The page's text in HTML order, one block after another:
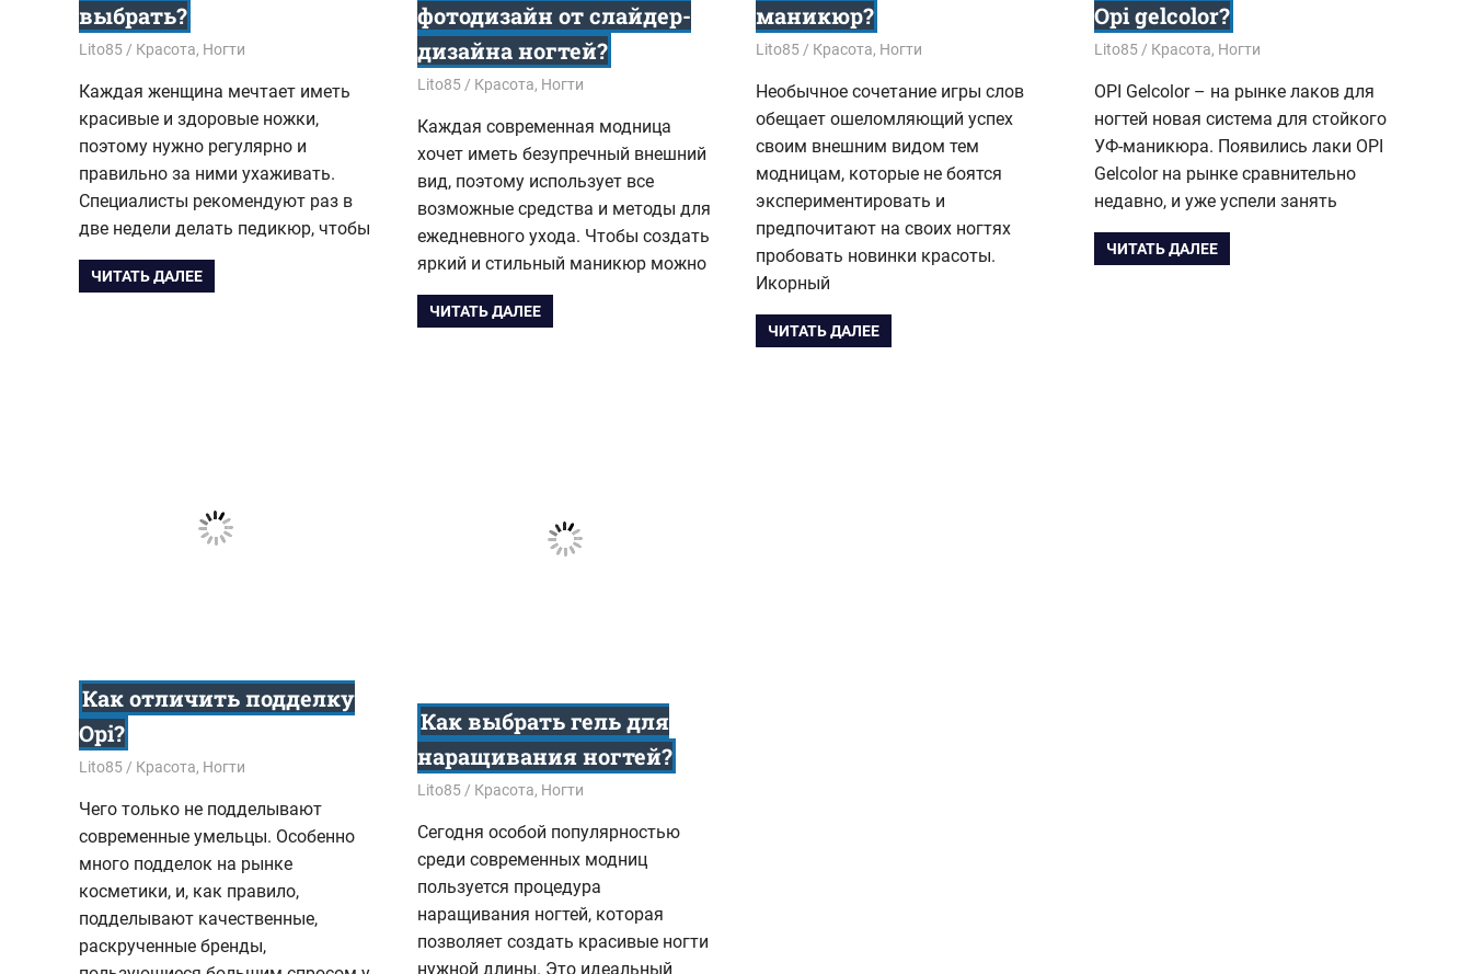
выбрать?
09.06.2016
Lito85 Красота, Ногти
Каждая женщина мечтает иметь
красивые и здоровые ножки,
поэтому нужно регулярно и
правильно за ними ухаживать.
Специалисты рекомендуют раз в
две недели делать педикюр, чтобы
ЧИТАТЬ ДАЛЕЕ
фотодизайн от слайдер-
дизайна ногтей?
03.05.2016
Lito85 Красота, Ногти
Каждая современная модница
хочет иметь безупречный внешний
вид, поэтому использует все
возможные средства и методы для
ежедневного ухода. Чтобы создать
яркий и стильный маникюр можно
ЧИТАТЬ ДАЛЕЕ
маникюр?
04.10.2015
Lito85 Красота, Ногти
Необычное сочетание игры слов
обещает ошеломляющий успех
своим внешним видом тем
модницам, которые не боятся
экспериментировать и
предпочитают на своих ногтях
пробовать новинки красоты.
Икорный
ЧИТАТЬ ДАЛЕЕ
Opi gelcolor?
04.10.2015
Lito85 Красота, Ногти
ОPI Gelcolor – на рынке лаков для
ногтей новая система для стойкого
УФ-маникюра. Появились лаки ОPI
Gelcolor на рынке сравнительно
недавно, и уже успели занять
ЧИТАТЬ ДАЛЕЕ
Как отличить подделку
Opi?
04.10.2015
Lito85 Красота, Ногти
Чего только не подделывают
современные умельцы. Особенно
много подделок на рынке
косметики, и, как правило,
подделывают качественные,
раскрученные бренды,
Как выбрать гель для
наращивания ногтей?
18.09.2015
Lito85 Красота, Ногти
Сегодня особой популярностью
среди современных модниц
пользуется процедура
наращивания ногтей, которая
позволяет создать красивые ногти
нужной длины. Это идеальный